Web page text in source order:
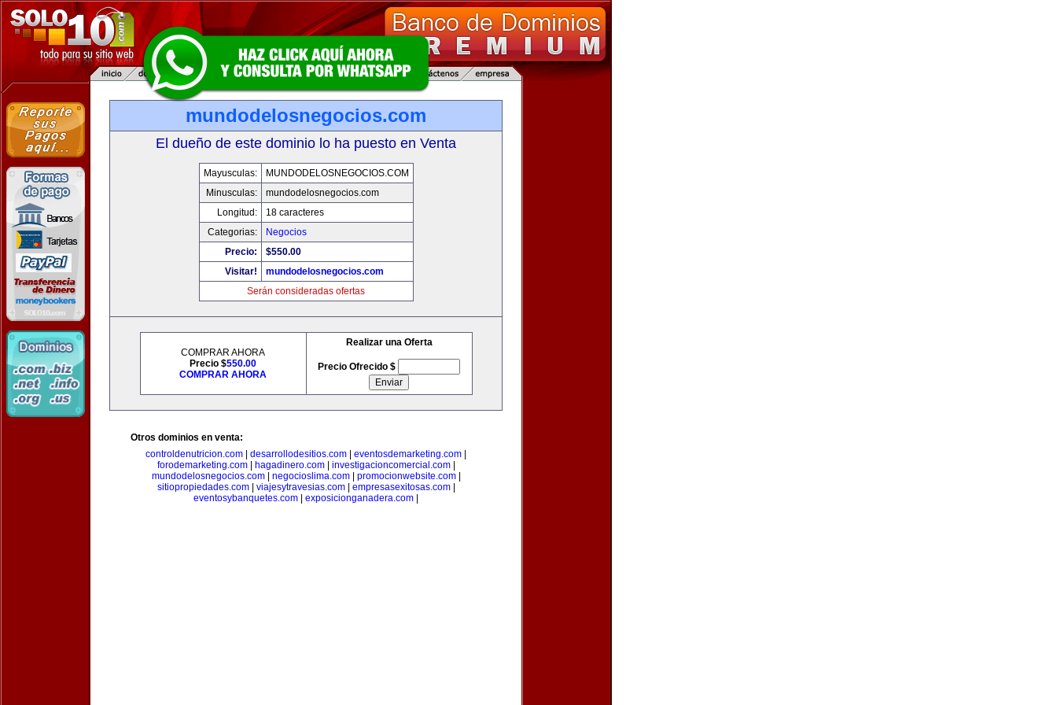
mundodelosnegocios.com
El dueño de este dominio lo ha puesto en Venta
Mayusculas:
MUNDODELOSNEGOCIOS.COM
Minusculas:
mundodelosnegocios.com
Longitud:
18 caracteres
Categorias:
Negocios
Precio:
$550.00
Visitar!
mundodelosnegocios.com
Serán consideradas ofertas
COMPRAR AHORA
Precio $550.00
COMPRAR AHORA
Realizar una Oferta
Precio Ofrecido $
Otros dominios en venta:
controldenutricion.com
desarrollodesitios.com eventosdemarketing.com
forodemarketing.com| hagadinero.com| investigacioncomercial.com|
mundodelosnegocios.com| negocioslima.com| promocionwebsite.com|
sitiopropiedades.com| viajesytravesias.com| empresasexitosas.com|
eventosybanquetes.com
exposicionganadera.com